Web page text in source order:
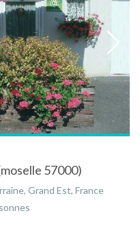
57000)
Grand Est, France